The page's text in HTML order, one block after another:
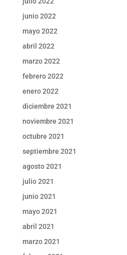
junio 2022
mayo 2022
abril 2022
marzo 2022
febrero 2022
enero 2022
diciembre 2021
noviembre 2021
octubre 2021
septiembre 2021
agosto 2021
julio 2021
junio 2021
mayo 2021
abril 2021
marzo 2021